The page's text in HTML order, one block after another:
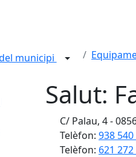
municipi
Salut:
C/ Palau, 4 -
Telèfon: 938
Telèfon: 621